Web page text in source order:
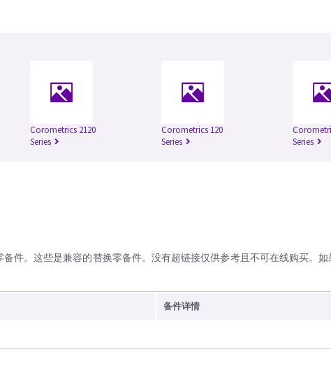
Corometrics 2120
Series
Corometrics 120
Series
Series
件。这些是兼容的替换零备件。没有超链接仅供参考且不可在线购买。
备件详情